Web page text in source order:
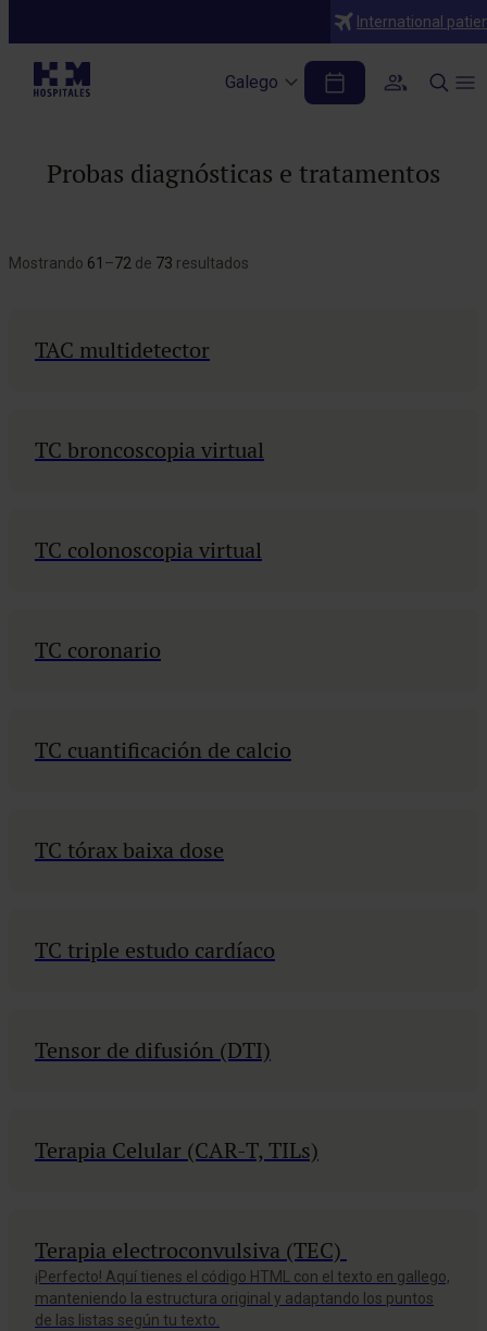
International
Galego
Probas diagnósticas e tratamentos
Mostrando 61 –72 de 73 resultados
TAC multidetector
TC broncoscopia virtual
TC colonoscopia virtual
TC coronario
TC cuantificación de calcio
TC tórax baixa dose
TC triple estudo cardíaco
Tensor de difusión (DTI)
Terapia Celular (CAR-T, TILs)
Terapia electroconvulsiva (TEC)
¡Perfecto! Aquí tienes el código HTML con el texto en gallego,
manteniendo la estructura original y adaptando los puntos
de las listas según tu texto.